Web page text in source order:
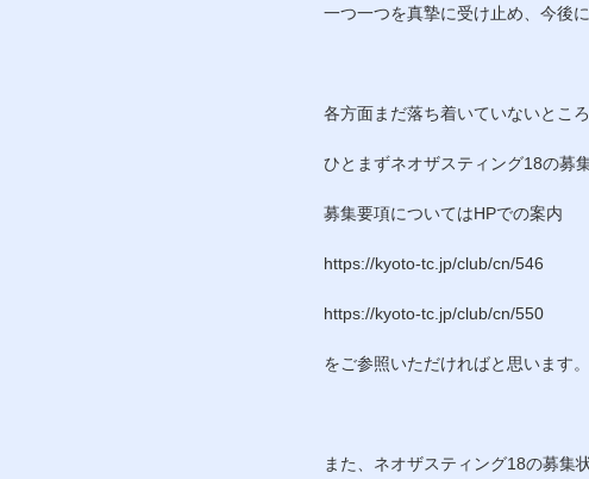
一つ一つを真摯に受け止め、今後
各方面まだ落ち着いていないとこ
ひとまずネオザスティング18の募
募集要項についてはHPでの案内
https://kyoto-tc.jp/club/cn/546
https://kyoto-tc.jp/club/cn/550
をご参照いただければと思います。
また、 ネオザスティング18の募集